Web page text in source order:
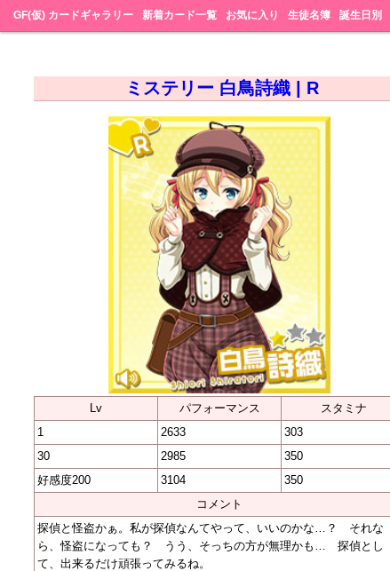
GF(仮) カードギャラリー 新着カード一覧 お気に入り 生徒名簿 誕生日別
ミステリー 白鳥詩織 | R
Lv パフォーマンス
スタミナ
1
2633
303
30
2985
350
好感度200
3104
350
コメント
探偵と怪盗かぁ。私が探偵なんてやって、いいのかな…？ それな
ら、怪盗になっても？ うう、そっちの方が無理かも… 探偵とし
て、出来るだけ頑張ってみるね。